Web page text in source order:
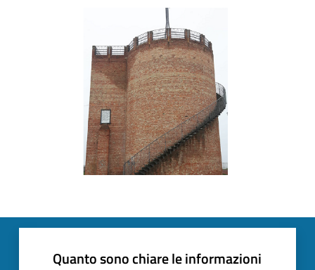
Quanto sono chiare le informazioni